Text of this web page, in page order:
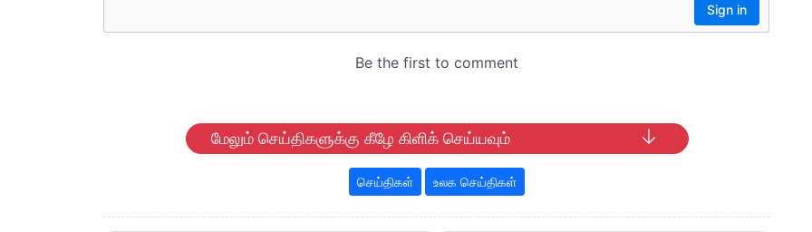
மேலும் செய்திகளுக்கு கீழே கிளிக் செய்யவும்
செய்திகள் உலக செய்திகள்